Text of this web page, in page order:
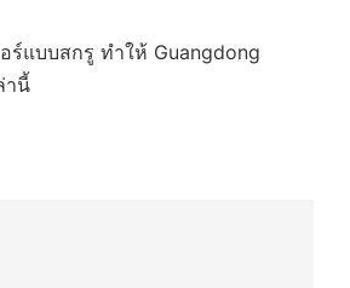
ร์แบบสกรู ทำให้ Guangdong
านี้